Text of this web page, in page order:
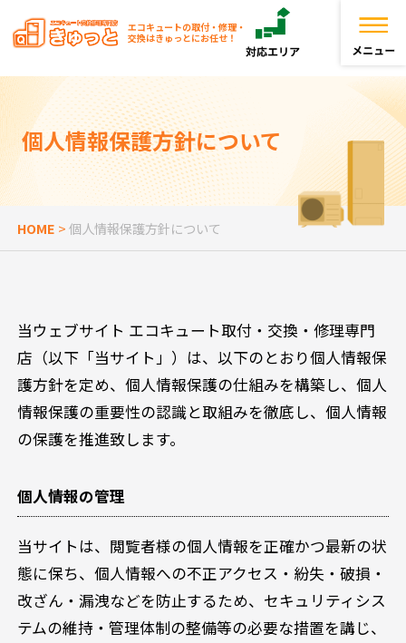
トップページ
きゅっとが選ばれる理由
エコキュートを探す
お客様の声
よくある質問
SNSアカウント
エコキュートの取付・修理・
交換はきゅっとにお任せ！
個人情報保護方針について
HOME >個人情報保護方針について
当ウェブサイト エコキュート取付・交換・修理専門
店（以下「当サイト」）は、以下のとおり個人情報保
護方針を定め、個人情報保護の仕組みを構築し、個人
情報保護の重要性の認識と取組みを徹底し、個人情報
の保護を推進致します。
個人情報の管理
当サイトは、閲覧者様の個人情報を正確かつ最新の状
態に保ち、個人情報への不正アクセス・紛失・破損・
改ざん・漏洩などを防止するため、セキュリティシス
テムの維持・管理体制の整備等の必要な措置を講じ、